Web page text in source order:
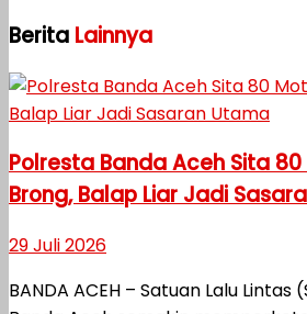
Berita Lainnya
Polresta Banda Aceh Sita
Brong, Balap Liar Jadi
29 Juli 2026
BANDA ACEH – Satuan Lalu